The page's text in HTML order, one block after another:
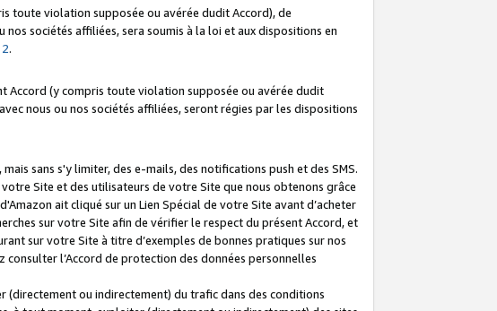
toute violation supposée ou avérée dudit Accord), de
sociétés affiliées, sera soumis à la loi et aux dispositions en
.
Accord (y compris toute violation supposée ou avérée dudit
nous ou nos sociétés affiliées, seront régies par les dispositions
sans s'y limiter, des e-mails, des notifications push et des SMS.
Site et des utilisateurs de votre Site que nous obtenons grâce
ait cliqué sur un Lien Spécial de votre Site avant d’acheter
sur votre Site afin de vérifier le respect du présent Accord, et
sur votre Site à titre d’exemples de bonnes pratiques sur nos
l’Accord de protection des données personnelles
(directement ou indirectement) du trafic dans des conditions